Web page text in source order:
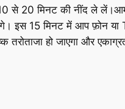
से 20 मिनट की नींद ले
देंगे। इस 15 मिनट में आप
हो जाएगा और